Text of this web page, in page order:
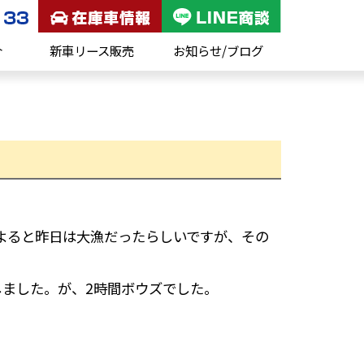
新車リース販売 お知らせ/ブログ
と昨日は大漁だったらしいですが、その
た。が、2時間ボウズでした。